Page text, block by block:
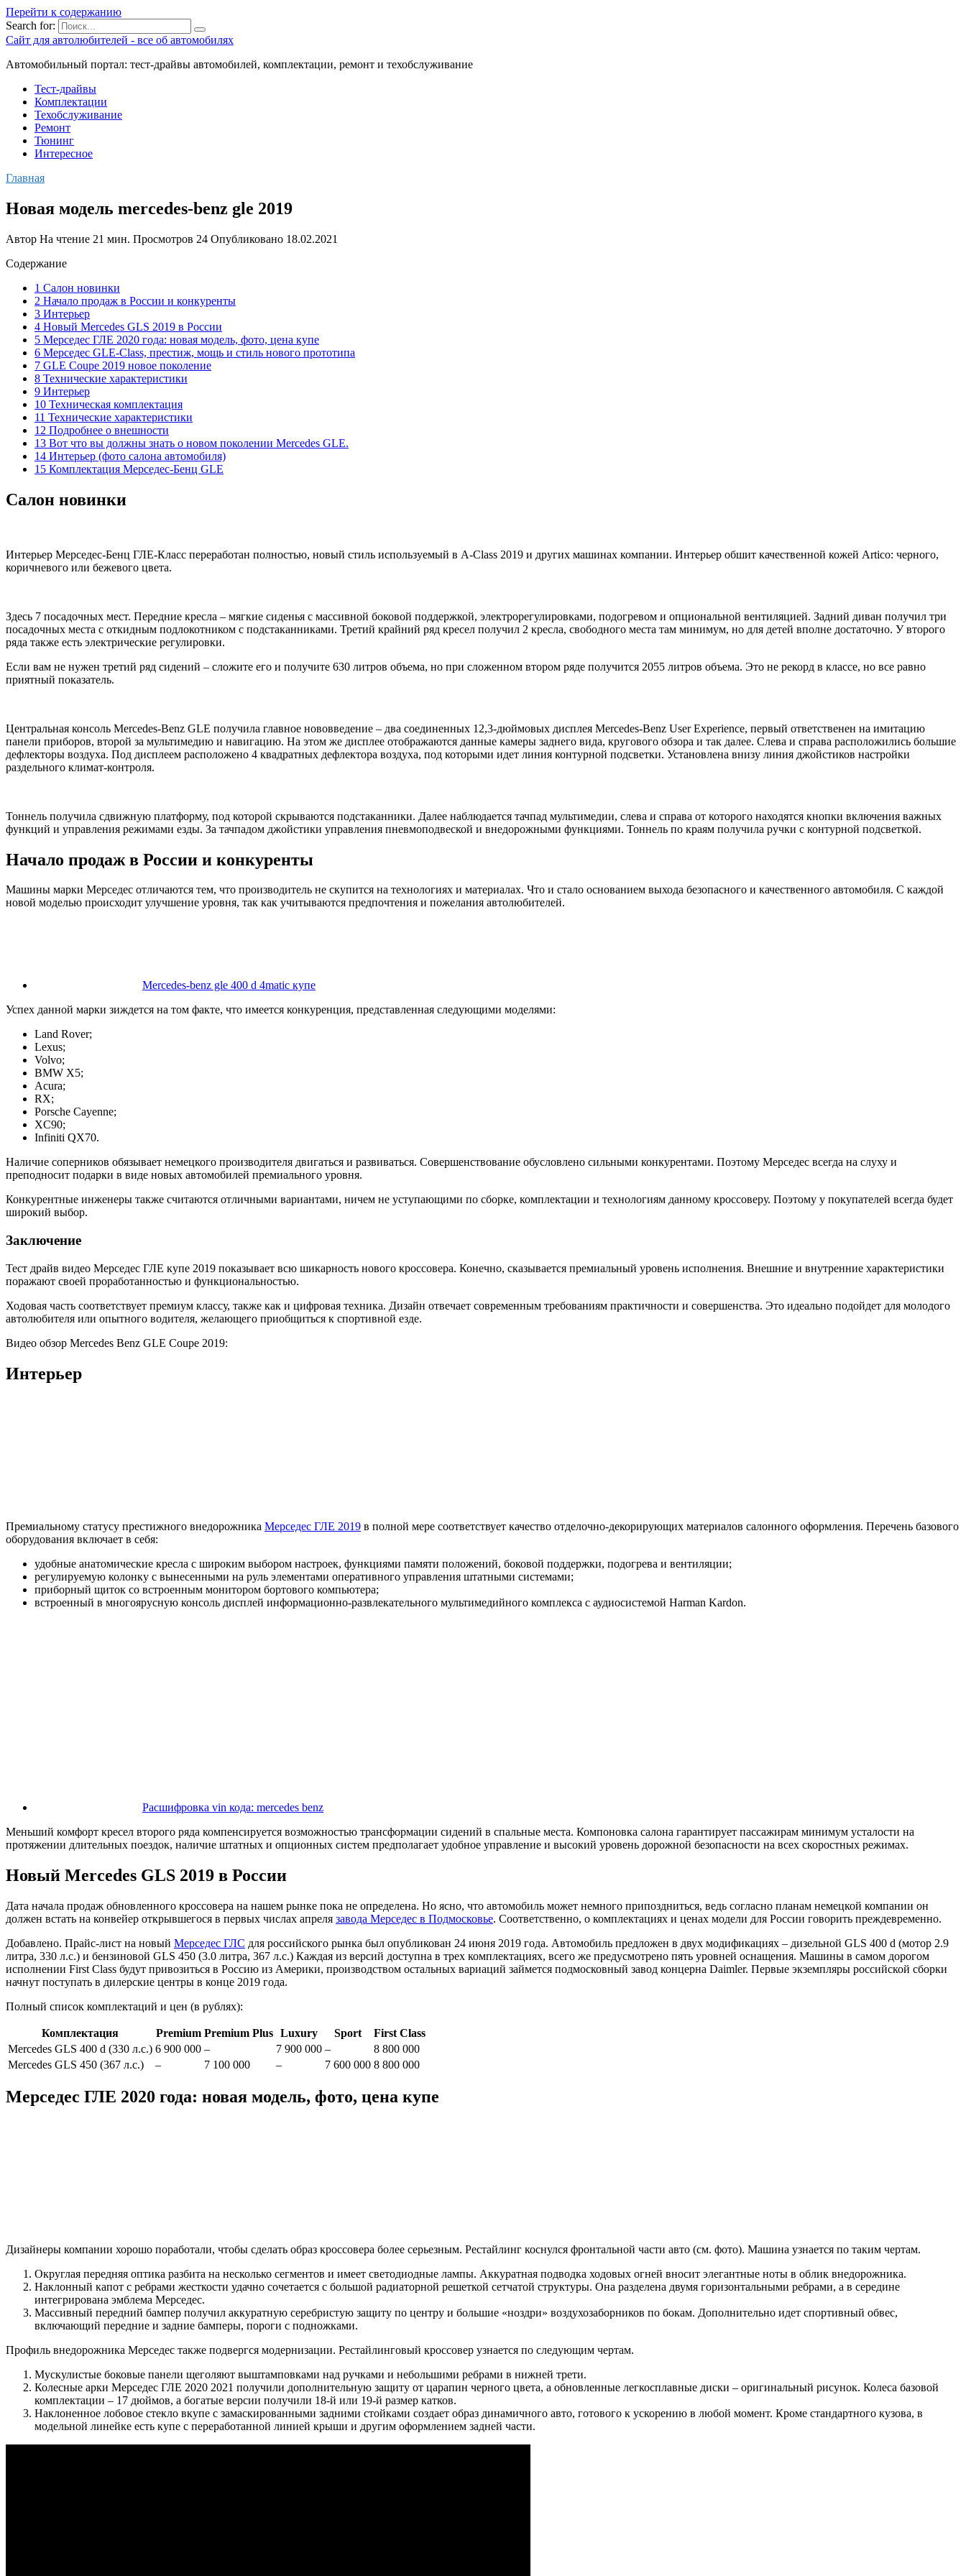
Перейти к содержанию
Search for:
Сайт для автолюбителей - все об автомобилях
Автомобильный портал: тест-драйвы автомобилей, комплектации, ремонт и техобслуживание
Тест-драйвы
Комплектации
Техобслуживание
Ремонт
Тюнинг
Интересное
Главная
Новая модель mercedes-benz gle 2019
Автор На чтение 21 мин. Просмотров 24 Опубликовано 18.02.2021
Содержание
1 Салон новинки
2 Начало продаж в России и конкуренты
3 Интерьер
4 Новый Mercedes GLS 2019 в России
5 Мерседес ГЛЕ 2020 года: новая модель, фото, цена купе
6 Мерседес GLE-Class, престиж, мощь и стиль нового прототипа
7 GLE Coupe 2019 новое поколение
8 Технические характеристики
9 Интерьер
10 Техническая комплектация
11 Технические характеристики
12 Подробнее о внешности
13 Вот что вы должны знать о новом поколении Mercedes GLE.
14 Интерьер (фото салона автомобиля)
15 Комплектация Мерседес-Бенц GLE
Салон новинки
Интерьер Мерседес-Бенц ГЛЕ-Класс переработан полностью, новый стиль используемый в A-Class 2019 и других машинах компании. Интерьер обшит качественной кожей Artico: черного,
коричневого или бежевого цвета.
Здесь 7 посадочных мест. Передние кресла – мягкие сиденья с массивной боковой поддержкой, электрорегулировками, подогревом и опциональной вентиляцией. Задний диван получил три
посадочных места с откидным подлокотником с подстаканниками. Третий крайний ряд кресел получил 2 кресла, свободного места там минимум, но для детей вполне достаточно. У второго
ряда также есть электрические регулировки.
Если вам не нужен третий ряд сидений – сложите его и получите 630 литров объема, но при сложенном втором ряде получится 2055 литров объема. Это не рекорд в классе, но все равно
приятный показатель.
Центральная консоль Mercedes-Benz GLE получила главное нововведение – два соединенных 12,3-дюймовых дисплея Mercedes-Benz User Experience, первый ответственен на имитацию
панели приборов, второй за мультимедию и навигацию. На этом же дисплее отображаются данные камеры заднего вида, кругового обзора и так далее. Слева и справа расположились большие
дефлекторы воздуха. Под дисплеем расположено 4 квадратных дефлектора воздуха, под которыми идет линия контурной подсветки. Установлена внизу линия джойстиков настройки
раздельного климат-контроля.
Тоннель получила сдвижную платформу, под которой скрываются подстаканники. Далее наблюдается тачпад мультимедии, слева и справа от которого находятся кнопки включения важных
функций и управления режимами езды. За тачпадом джойстики управления пневмоподвеской и внедорожными функциями. Тоннель по краям получила ручки с контурной подсветкой.
Начало продаж в России и конкуренты
Машины марки Мерседес отличаются тем, что производитель не скупится на технологиях и материалах. Что и стало основанием выхода безопасного и качественного автомобиля. С каждой
новой моделью происходит улучшение уровня, так как учитываются предпочтения и пожелания автолюбителей.
Mercedes-benz gle 400 d 4matic купе
Успех данной марки зиждется на том факте, что имеется конкуренция, представленная следующими моделями:
Land Rover;
Lexus;
Volvo;
BMW X5;
Acura;
RX;
Porsche Cayenne;
XC90;
Infiniti QX70.
Наличие соперников обязывает немецкого производителя двигаться и развиваться. Совершенствование обусловлено сильными конкурентами. Поэтому Мерседес всегда на слуху и
преподносит подарки в виде новых автомобилей премиального уровня.
Конкурентные инженеры также считаются отличными вариантами, ничем не уступающими по сборке, комплектации и технологиям данному кроссоверу. Поэтому у покупателей всегда будет
широкий выбор.
Заключение
Тест драйв видео Мерседес ГЛЕ купе 2019 показывает всю шикарность нового кроссовера. Конечно, сказывается премиальный уровень исполнения. Внешние и внутренние характеристики
поражают своей проработанностью и функциональностью.
Ходовая часть соответствует премиум классу, также как и цифровая техника. Дизайн отвечает современным требованиям практичности и совершенства. Это идеально подойдет для молодого
автолюбителя или опытного водителя, желающего приобщиться к спортивной езде.
Видео обзор Mercedes Benz GLE Coupe 2019:
Интерьер
Премиальному статусу престижного внедорожника Мерседес ГЛЕ 2019 в полной мере соответствует качество отделочно-декорирующих материалов салонного оформления. Перечень базового
оборудования включает в себя:
удобные анатомические кресла с широким выбором настроек, функциями памяти положений, боковой поддержки, подогрева и вентиляции;
регулируемую колонку с вынесенными на руль элементами оперативного управления штатными системами;
приборный щиток со встроенным монитором бортового компьютера;
встроенный в многоярусную консоль дисплей информационно-развлекательного мультимедийного комплекса с аудиосистемой Harman Kardon.
Расшифровка vin кода: mercedes benz
Меньший комфорт кресел второго ряда компенсируется возможностью трансформации сидений в спальные места. Компоновка салона гарантирует пассажирам минимум усталости на
протяжении длительных поездок, наличие штатных и опционных систем предполагает удобное управление и высокий уровень дорожной безопасности на всех скоростных режимах.
Новый Mercedes GLS 2019 в России
Дата начала продаж обновленного кроссовера на нашем рынке пока не определена. Но ясно, что автомобиль может немного припоздниться, ведь согласно планам немецкой компании он
должен встать на конвейер открывшегося в первых числах апреля завода Мерседес в Подмосковье. Соответственно, о комплектациях и ценах модели для России говорить преждевременно.
Добавлено. Прайс-лист на новый Мерседес ГЛС для российского рынка был опубликован 24 июня 2019 года. Автомобиль предложен в двух модификациях – дизельной GLS 400 d (мотор 2.9
литра, 330 л.с.) и бензиновой GLS 450 (3.0 литра, 367 л.с.) Каждая из версий доступна в трех комплектациях, всего же предусмотрено пять уровней оснащения. Машины в самом дорогом
исполнении First Class будут привозиться в Россию из Америки, производством остальных вариаций займется подмосковный завод концерна Daimler. Первые экземпляры российской сборки
начнут поступать в дилерские центры в конце 2019 года.
Полный список комплектаций и цен (в рублях):
Комплектация Premium Premium Plus Luxury Sport
First Class
Mercedes GLS 400 d (330 л.с.) 6 900 000 – 7 900 000 –
8 800 000
Mercedes GLS 450 (367 л.с.)
– 7 100 000 – 7 600 000 8 800 000
Мерседес ГЛЕ 2020 года: новая модель, фото, цена купе
Дизайнеры компании хорошо поработали, чтобы сделать образ кроссовера более серьезным. Рестайлинг коснулся фронтальной части авто (см. фото). Машина узнается по таким чертам.
Округлая передняя оптика разбита на несколько сегментов и имеет светодиодные лампы. Аккуратная подводка ходовых огней вносит элегантные ноты в облик внедорожника.
Наклонный капот с ребрами жесткости удачно сочетается с большой радиаторной решеткой сетчатой структуры. Она разделена двумя горизонтальными ребрами, а в середине
интегрирована эмблема Мерседес.
Массивный передний бампер получил аккуратную серебристую защиту по центру и большие «ноздри» воздухозаборников по бокам. Дополнительно идет спортивный обвес,
включающий передние и задние бамперы, пороги с подножками.
Профиль внедорожника Мерседес также подвергся модернизации. Рестайлинговый кроссовер узнается по следующим чертам.
Мускулистые боковые панели щеголяют выштамповками над ручками и небольшими ребрами в нижней трети.
Колесные арки Мерседес ГЛЕ 2020 2021 получили дополнительную защиту от царапин черного цвета, а обновленные легкосплавные диски – оригинальный рисунок. Колеса базовой
комплектации – 17 дюймов, а богатые версии получили 18-й или 19-й размер катков.
Наклоненное лобовое стекло вкупе с замаскированными задними стойками создает образ динамичного авто, готового к ускорению в любой момент. Кроме стандартного кузова, в
модельной линейке есть купе с переработанной линией крыши и другим оформлением задней части.